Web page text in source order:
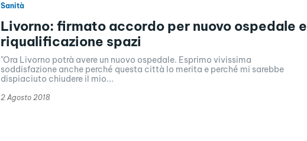
Sanità
Livorno: firmato accordo per nuovo ospedale e
riqualificazione spazi
"Ora Livorno potrà avere un nuovo ospedale. Esprimo vivissima
soddisfazione anche perché questa città lo merita e perché mi sarebbe
dispiaciuto chiudere il mio...
2 Agosto 2018